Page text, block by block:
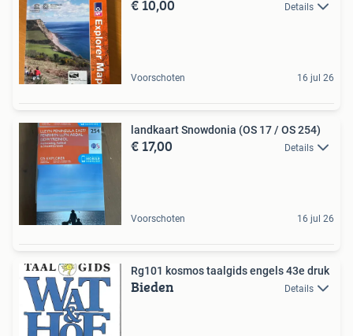
€ 10,00 Details
Voorschoten 16 jul 26
landkaart Snowdonia (OS 17 / OS 254)
€ 17,00 Details
Voorschoten 16 jul 26
Rg101 kosmos taalgids engels 43e druk
Bieden Details